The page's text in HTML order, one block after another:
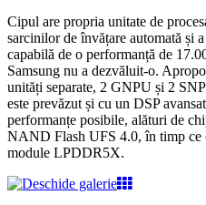
Cipul are propria unitate de
sarcinilor de învățare automată și
capabilă de o performanță de
Samsung nu a dezvăluit-o.
unități separate, 2 GNPU și 2
este prevăzut și cu un DSP
performanțe posibile, alături de
NAND Flash UFS 4.0, în timp ce
module LPDDR5X.